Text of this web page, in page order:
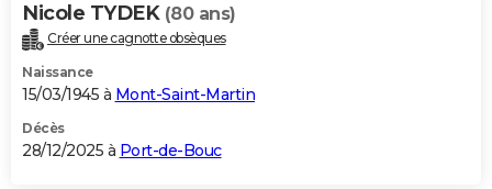
Nicole TYDEK (80 ans)
Créer une cagnotte obsèques
Naissance
15/03/1945 à Mont-Saint-Martin
Décès
28/12/2025 à Port-de-Bouc